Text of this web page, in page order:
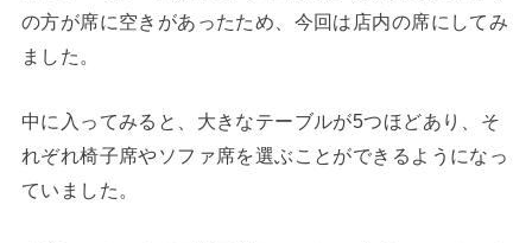
の方が席に空きがあったため、今回は店内の席にしてみ
ました。
中に入ってみると、大きなテーブルが5つほどあり、そ
れぞれ椅子席やソファ席を選ぶことができるようになっ
ていました。